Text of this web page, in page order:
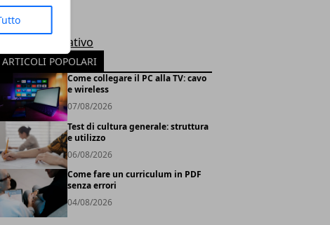
Sistema Operativo
ARTICOLI POPOLARI
Come collegare il PC alla TV: cavo
e wireless
07/08/2026
Test di cultura generale: struttura
e utilizzo
06/08/2026
Come fare un curriculum in PDF
senza errori
04/08/2026